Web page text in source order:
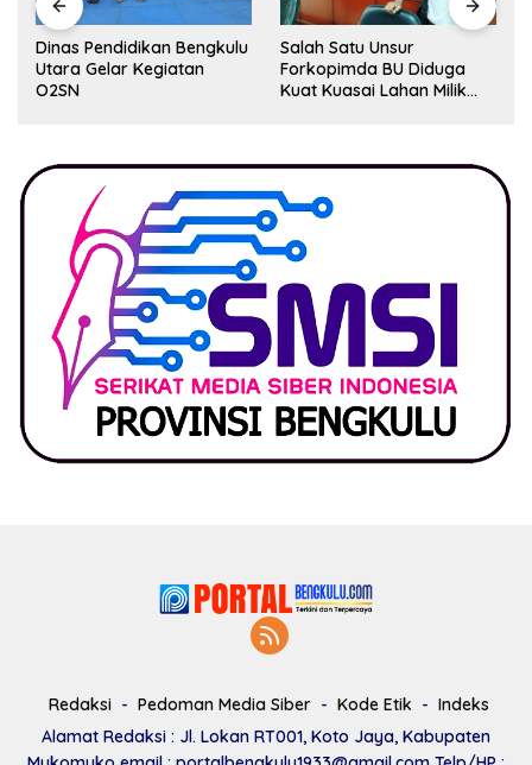
Dinas Pendidikan Bengkulu
Utara Gelar Kegiatan
O2SN
Salah Satu Unsur
Forkopimda BU Diduga
Kuat Kuasai Lahan Milik
Redaksi Pedoman Media Siber Kode Etik
Indeks
Alamat Redaksi : Jl. Lokan RT001, Koto Jaya, Kabupaten